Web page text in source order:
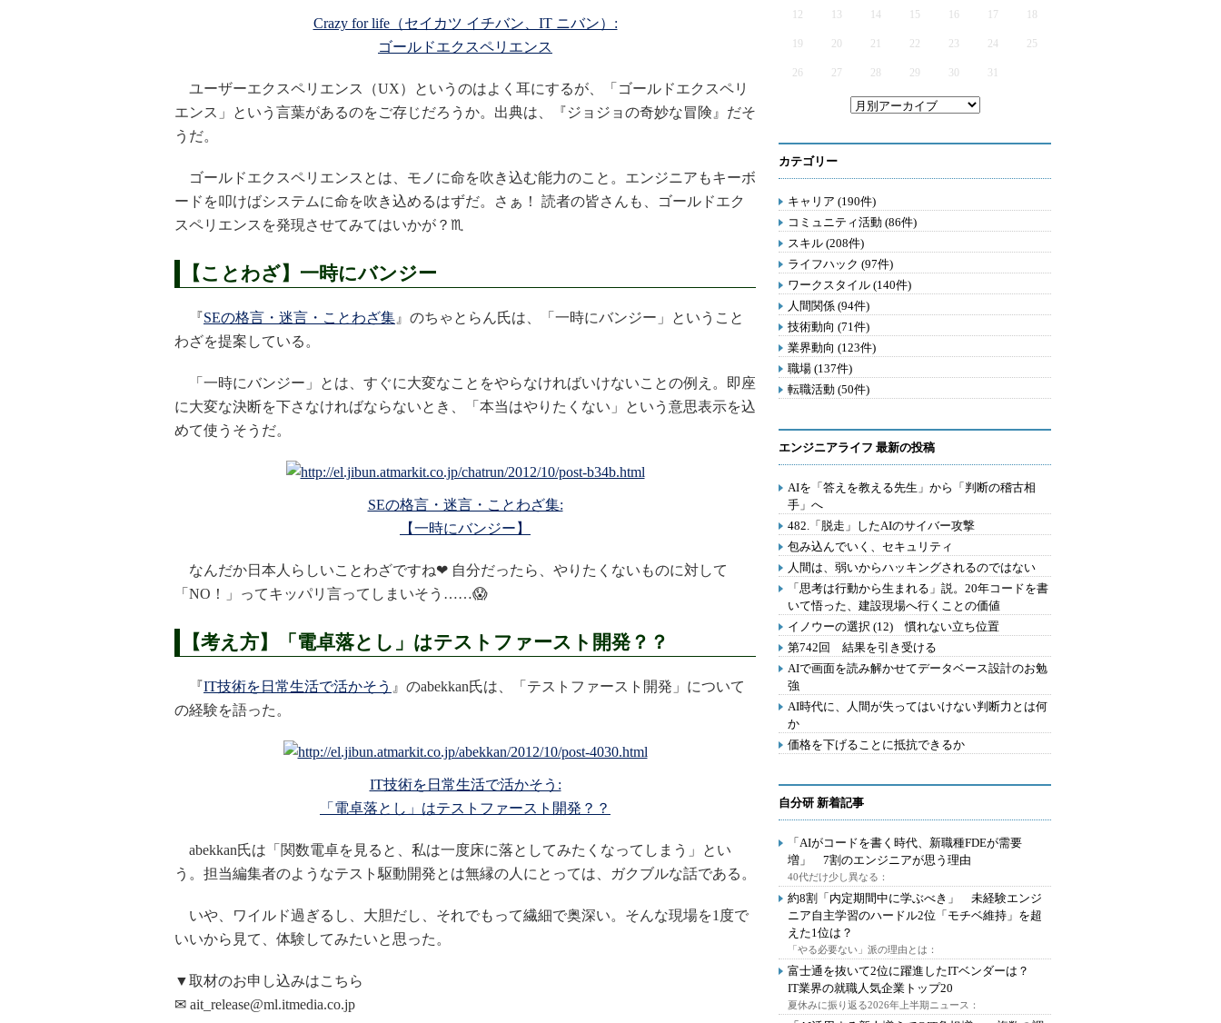
Crazy for life（セイカツ イチバン、IT ニバン）:
ゴールドエクスペリエンス
ユーザーエクスペリエンス（UX）というのはよく耳にするが、「ゴールドエクスペリ
エンス」という言葉があるのをご存じだろうか。出典は、『ジョジョの奇妙な冒険』だそ
うだ。
ゴールドエクスペリエンスとは、モノに命を吹き込む能力のこと。エンジニアもキーボ
ードを叩けばシステムに命を吹き込めるはずだ。さぁ！ 読者の皆さんも、ゴールドエク
スペリエンスを発現させてみてはいかが？♏
【ことわざ】一時にバンジー
『SEの格言・迷言・ことわざ集 』のちゃとらん氏は、「一時にバンジー」ということ
わざを提案している。
「一時にバンジー」とは、すぐに大変なことをやらなければいけないことの例え。即座
に大変な決断を下さなければならないとき、「本当はやりたくない」という意思表示を込
めて使うそうだ。
SEの格言・迷言・ことわざ集:
【一時にバンジー】
なんだか日本人らしいことわざですね❤ 自分だったら、やりたくないものに対して
「NO！」ってキッパリ言ってしまいそう……😱
【考え方】「電卓落とし」はテストファースト開発？？
『IT技術を日常生活で活かそう 』のabekkan氏は、「テストファースト開発」について
の経験を語った。
IT技術を日常生活で活かそう:
「電卓落とし」はテストファースト開発？？
abekkan氏は「関数電卓を見ると、私は一度床に落としてみたくなってしまう」とい
う。担当編集者のようなテスト駆動開発とは無縁の人にとっては、ガクブルな話である。
いや、ワイルド過ぎるし、大胆だし、それでもって繊細で奥深い。そんな現場を1度で
いいから見て、体験してみたいと思った。
▼取材のお申し込みはこちら
✉ ait_release@ml.itmedia.co.jp
12 13 14 15 16 17
19 20 21 22 23 24 25
26 27 28 29 30 31
カテゴリー
キャリア (190件)
コミュニティ活動 (86件)
スキル (208件)
ライフハック (97件)
ワークスタイル (140件)
人間関係 (94件)
技術動向 (71件)
業界動向 (123件)
職場 (137件)
転職活動 (50件)
エンジニアライフ 最新の投稿
AIを「答えを教える先生」から「判断の稽古相
手」へ
482.「脱走」したAIのサイバー攻撃
包み込んでいく、セキュリティ
人間は、弱いからハッキングされるのではない
「思考は行動から生まれる」説。20年コードを書
いて悟った、建設現場へ行くことの価値
イノウーの選択 (12) 慣れない立ち位置
第742回 結果を引き受ける
AIで画面を読み解かせてデータベース設計のお勉
強
AI時代に、人間が失ってはいけない判断力とは何
か
価格を下げることに抵抗できるか
自分研 新着記事
「AIがコードを書く時代、新職種FDEが需要
増」 7割のエンジニアが思う理由
40代だけ少し異なる：
約8割「内定期間中に学ぶべき」 未経験エンジ
ニア自主学習のハードル2位「モチベ維持」を超
えた1位は？
「やる必要ない」派の理由とは：
富士通を抜いて2位に躍進したITベンダーは？
IT業界の就職人気企業トップ20
夏休みに振り返る2026年上半期ニュース：